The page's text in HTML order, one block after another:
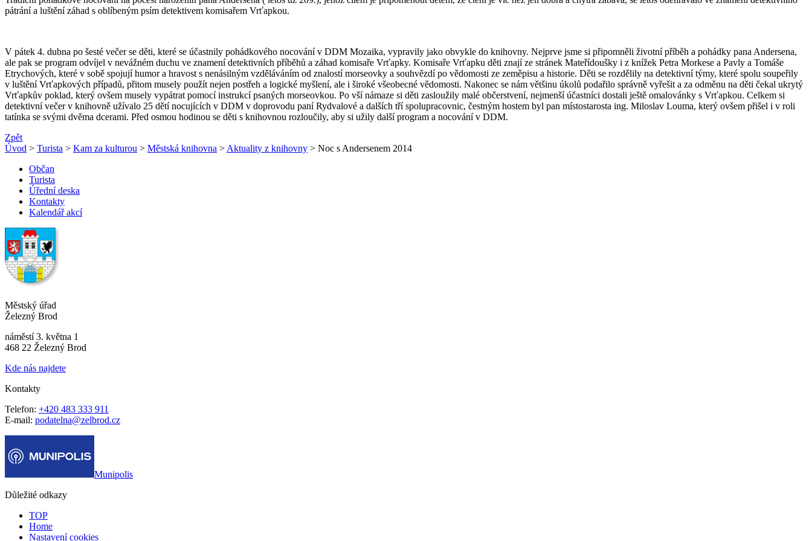
pátrání a luštění záhad s oblíbeným psím detektivem komisařem Vrťapkou.
V pátek 4. dubna po šesté večer se děti, které se účastnily pohádkového nocování v DDM Mozaika, vypravily jako obvykle do knihovny. Nejprve jsme si připomněli životní příběh a pohádky pana Andersena,
ale pak se program odvíjel v nevážném duchu ve znamení detektivních příběhů a záhad komisaře Vrťapky. Komisaře Vrťapku děti znají ze stránek Mateřídoušky i z knížek Petra Morkese a Pavly a Tomáše
Etrychových, které v sobě spojují humor a hravost s nenásilným vzděláváním od znalostí morseovky a souhvězdí po vědomosti ze zeměpisu a historie. Děti se rozdělily na detektivní týmy, které spolu soupeřily
v luštění Vrťapkových případů, přitom musely použít nejen postřeh a logické myšlení, ale i široké všeobecné vědomosti. Nakonec se nám většinu úkolů podařilo správně vyřešit a za odměnu na děti čekal ukrytý
Vrťapkův poklad, který ovšem musely vypátrat pomocí instrukcí psaných morseovkou. Po vší námaze si děti zasloužily malé občerstvení, nejmenší účastníci dostali ještě omalovánky s Vrťapkou. Celkem si
detektivní večer v knihovně užívalo 25 dětí nocujících v DDM v doprovodu paní Rydvalové a dalších tří spolupracovnic, čestným hostem byl pan místostarosta ing. Miloslav Louma, který ovšem přišel i v roli
tatínka se svými dvěma dcerami. Před osmou hodinou se děti s knihovnou rozloučily, aby si užily další program a nocování v DDM.
Zpět
Úvod > Turista > Kam za kulturou > Městská knihovna > Aktuality z knihovny > Noc s Andersenem 2014
Občan
Turista
Úřední deska
Kontakty
Kalendář akcí
Městský úřad
Železný Brod
náměstí 3. května 1
468 22 Železný Brod
Kde nás najdete
Kontakty
Telefon: +420 483 333 911
E-mail: podatelna@zelbrod.cz
Munipolis
Důležité odkazy
TOP
Home
Nastavení cookies